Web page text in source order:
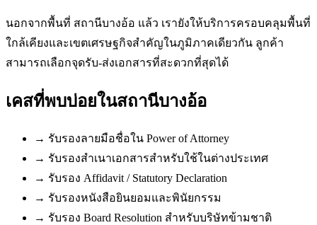
นอกจากพื้นที่ สถานีบางอ้อ แล้ว เรายังให้บริการครอบคลุมพื้นที่
ใกล้เคียงและเขตเศรษฐกิจสำคัญในภูมิภาคเดียวกัน ลูกค้า
สามารถเลือกจุดรับ-ส่งเอกสารที่สะดวกที่สุดได้
เคสที่พบบ่อยในสถานีบางอ้อ
→ รับรองลายมือชื่อใน Power of Attorney
→ รับรองสำเนาเอกสารสำหรับใช้ในต่างประเทศ
→ รับรอง Affidavit / Statutory Declaration
→ รับรองหนังสือยินยอมและพินัยกรรม
→ รับรอง Board Resolution สำหรับบริษัทข้ามชาติ